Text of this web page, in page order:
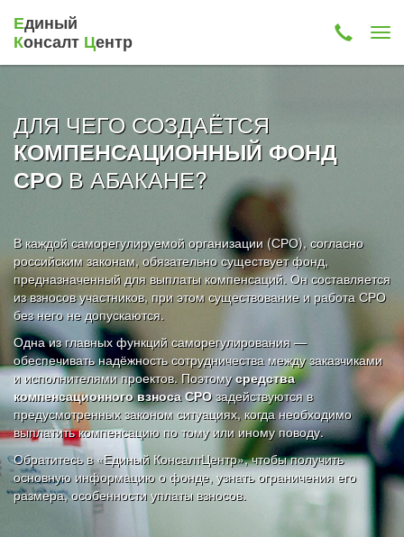
Единый
Консалт Центр
ДЛЯ ЧЕГО СОЗДАЁТСЯ
КОМПЕНСАЦИОННЫЙ ФОНД
СРОВ АБАКАНЕ?
В каждой саморегулируемой организации (СРО), согласно
российским законам, обязательно существует фонд,
предназначенный для выплаты компенсаций. Он составляется
из взносов участников, при этом существование и работа СРО
без него не допускаются.
Одна из главных функций саморегулирования —
обеспечивать надёжность сотрудничества между заказчиками
и исполнителями проектов. Поэтомусредства
компенсационного взноса СРОзадействуются в
предусмотренных законом ситуациях, когда необходимо
выплатить компенсацию по тому или иному поводу.
Обратитесь в «Единый КонсалтЦентр», чтобы получить
основную информацию о фонде, узнать ограничения его
размера, особенности уплаты взносов.